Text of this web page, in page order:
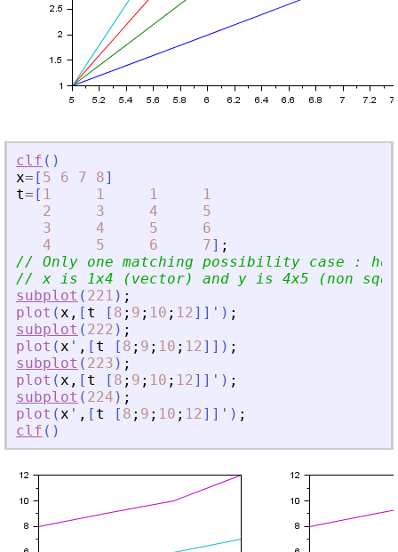
clf ( )
x= [ 5 6 7 8]
t= [ 1 1 1
1
2
3 4
5
3
4 5
6
4
5 6 7] ;
// Only one matching possibility case :
// x is 1x4 (vector) and y is 4x5 (non
subplot ( 221 ) ;
plot (x , [ t [ 8 ; 9 ; 10 ; 12] ] ' ) ;
subplot ( 222 ) ;
plot (x ' , [ t [ 8 ; 9 ; 10 ; 12] ] ) ;
subplot ( 223 ) ;
plot (x , [ t [ 8 ; 9 ; 10 ; 12] ] ' ) ;
subplot ( 224 ) ;
plot (x ' , [ t [ 8 ; 9 ; 10 ; 12] ] ' ) ;
clf ( )